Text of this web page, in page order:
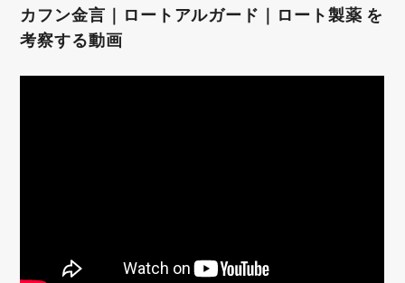
カフン金言｜ロートアルガード｜ロート製薬 を
考察する動画